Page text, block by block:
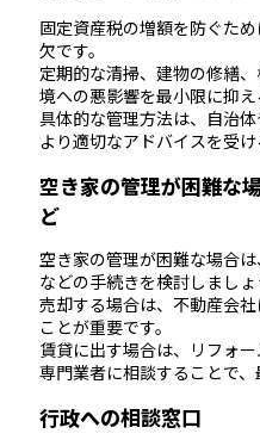
固定資産税の増額を防ぐた
欠です。
定期的な清掃、建物の修繕
境への悪影響を最小限に抑え
具体的な管理方法は、自治体
より適切なアドバイスを受け
空き家の管理が困難な
ど
空き家の管理が困難な場合
などの手続きを検討しましょ
売却する場合は、不動産会
ことが重要です。
賃貸に出す場合は、リフォー
専門業者に相談することで、
行政への相談窓口